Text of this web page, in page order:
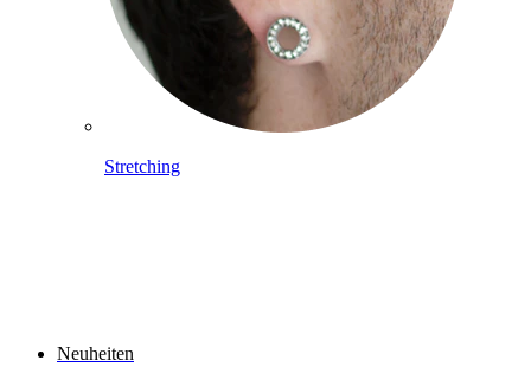
Stretching
Neuheiten